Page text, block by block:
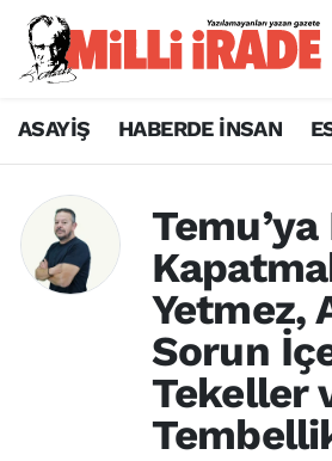
ASAYİŞ HABERDE İNSAN
Temu’ya
Yetmez,
Sorun
Tekeller